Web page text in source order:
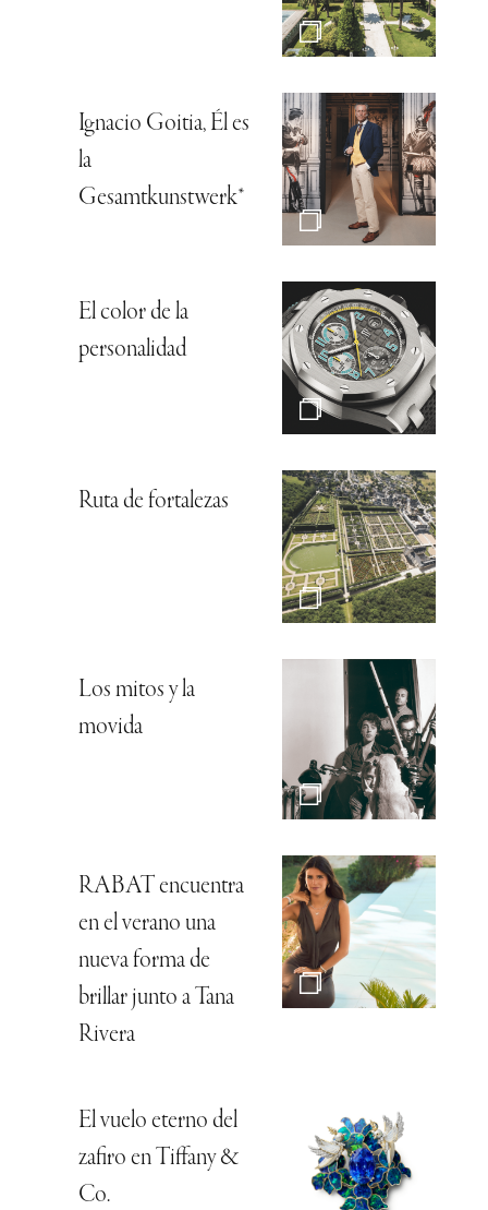
Ignacio Goitia, Él es
la
Gesamtkunstwerk*
El color de la
personalidad
Ruta de fortalezas
Los mitos y la
movida
RABAT encuentra
en el verano una
nueva forma de
brillar junto a Tana
Rivera
El vuelo eterno del
zafiro en Tiffany &
Co.